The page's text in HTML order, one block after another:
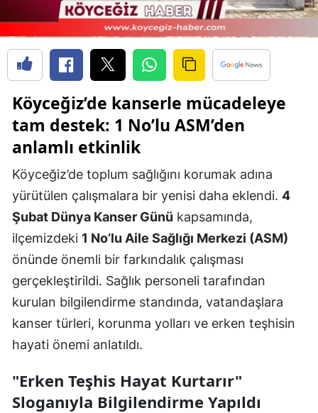
Köyceğiz’de kanserle mücadeleye
tam destek: 1 No’lu ASM’den
anlamlı etkinlik
Köyceğiz’de toplum sağlığını korumak adına
yürütülen çalışmalara bir yenisi daha eklendi. 4
Şubat Dünya Kanser Günü kapsamında,
ilçemizdeki 1 No’lu Aile Sağlığı Merkezi (ASM)
önünde önemli bir farkındalık çalışması
gerçekleştirildi. Sağlık personeli tarafından
kurulan bilgilendirme standında, vatandaşlara
kanser türleri, korunma yolları ve erken teşhisin
hayati önemi anlatıldı.
"Erken Teşhis Hayat Kurtarır"
Sloganıyla Bilgilendirme Yapıldı